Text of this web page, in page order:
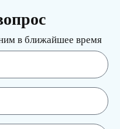
в ближайшее время